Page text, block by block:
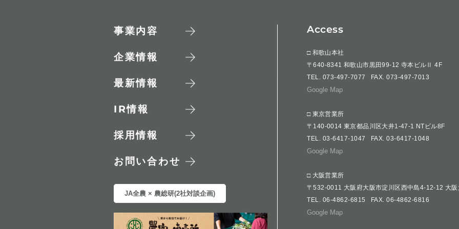
事業内容
企業情報
最新情報
IR情報
採用情報
お問い合わせ
JA全農 × 農総研(2社対談企画)
Access
□ 和歌山本社
〒640-8341 和歌山市黒田99-12 寺本ビルⅡ 4F
TEL. 073-497-7077 FAX. 073-497-7013
Google Map
□ 東京営業所
〒140-0014 東京都品川区大井1-47-1 NTビル8F
TEL. 03-6417-1047 FAX. 03-6417-1048
Google Map
□ 大阪営業所
〒532-0011 大阪府大阪市淀川区西中島4-12-12 大
TEL. 06-4862-6815 FAX. 06-4862-6816
Google Map